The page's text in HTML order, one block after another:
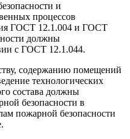
и
процессов
ГОСТ 12.1.004 и ГОСТ
должны
с ГОСТ 12.1.044.
содержанию помещений
технологических
состава должны
безопасности в
пожарной безопасности